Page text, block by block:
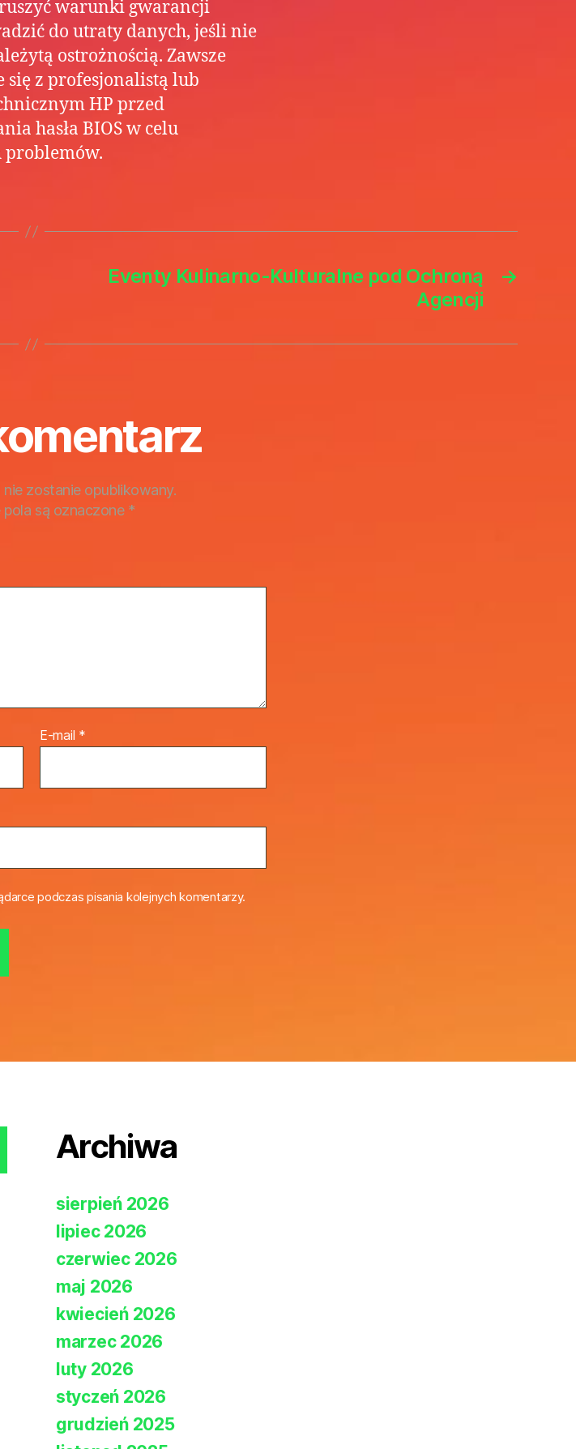
warunki gwarancji
do utraty danych, jeśli nie
ostrożnością. Zawsze
się z profesjonalistą lub
HP przed
hasła BIOS w celu
→
Eventy Kulinarno-Kulturalne pod Ochroną
Agencji
zostanie opublikowany.
pola są oznaczone *
E-mail *
podczas pisania kolejnych komentarzy.
Archiwa
sierpień 2026
lipiec 2026
czerwiec 2026
maj 2026
kwiecień 2026
marzec 2026
luty 2026
styczeń 2026
grudzień 2025